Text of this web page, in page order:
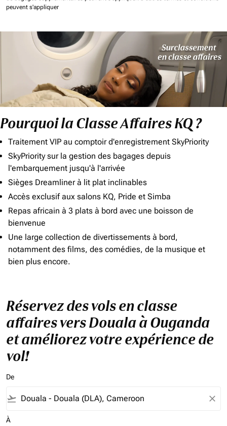
peuvent s'appliquer
Pourquoi la Classe Affaires KQ ?
Traitement VIP au comptoir d'enregistrement SkyPriority
SkyPriority sur la gestion des bagages depuis
l'embarquement jusqu'à l'arrivée
Sièges Dreamliner à lit plat inclinables
Accès exclusif aux salons KQ, Pride et Simba
Repas africain à 3 plats à bord avec une boisson de
bienvenue
Une large collection de divertissements à bord,
notamment des films, des comédies, de la musique et
bien plus encore.
Réservez des vols en classe
affaires vers Douala à Ouganda
et améliorez votre expérience de
vol!
De
flight_takeoff close
À